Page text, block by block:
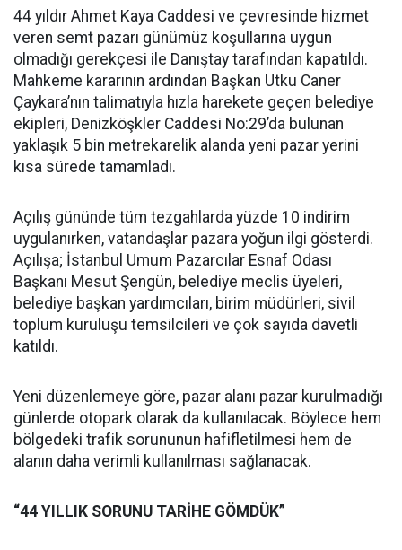
44 yıldır Ahmet Kaya Caddesi ve çevresinde hizmet
veren semt pazarı günümüz koşullarına uygun
olmadığı gerekçesi ile Danıştay tarafından kapatıldı.
Mahkeme kararının ardından Başkan Utku Caner
Çaykara’nın talimatıyla hızla harekete geçen belediye
ekipleri, Denizköşkler Caddesi No:29’da bulunan
yaklaşık 5 bin metrekarelik alanda yeni pazar yerini
kısa sürede tamamladı.
Açılış gününde tüm tezgahlarda yüzde 10 indirim
uygulanırken, vatandaşlar pazara yoğun ilgi gösterdi.
Açılışa; İstanbul Umum Pazarcılar Esnaf Odası
Başkanı Mesut Şengün, belediye meclis üyeleri,
belediye başkan yardımcıları, birim müdürleri, sivil
toplum kuruluşu temsilcileri ve çok sayıda davetli
katıldı.
Yeni düzenlemeye göre, pazar alanı pazar kurulmadığı
günlerde otopark olarak da kullanılacak. Böylece hem
bölgedeki trafik sorununun hafifletilmesi hem de
alanın daha verimli kullanılması sağlanacak.
“44 YILLIK SORUNU TARİHE GÖMDÜK”